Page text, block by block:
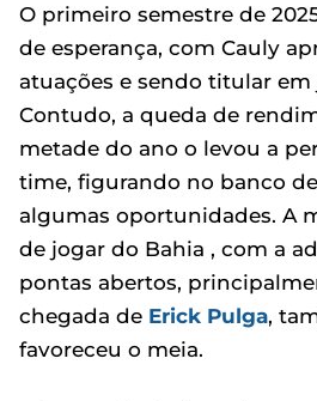
O primeiro semestre de
de esperança, com Cauly
atuações e sendo titular em
Contudo, a queda de
metade do ano o levou a
time, figurando no banco
algumas oportunidades. A
de jogar do Bahia , com a
pontas abertos,
chegada de Erick Pulga,
favoreceu o meia.